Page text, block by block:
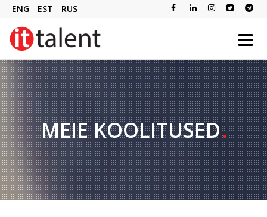
ENG EST RUS
MEIE KOOLITUSED